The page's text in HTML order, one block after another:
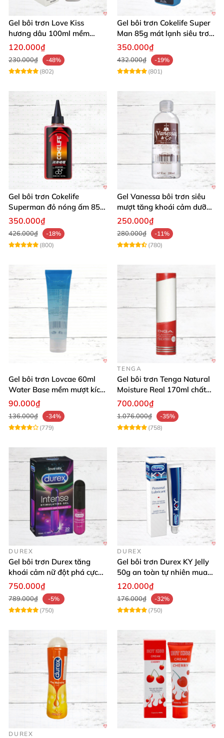
Gel bôi trơn Love Kiss
hương dâu 100ml mềm
mượt an toàn thơm
120.000₫
230.000₫
-48%
(802)
Gel bôi trơn Cokelife Super
Man 85g mát lạnh siêu trơn
an toàn
350.000₫
432.000₫
-19%
(801)
Gel bôi trơn Cokelife
Superman đỏ nóng ấm 85g
giảm đau rát
350.000₫
426.000₫
-18%
(800)
Gel Vanessa bôi trơn siêu
mượt tăng khoái cảm dưỡng
ẩm 200ml
250.000₫
280.000₫
-11%
(780)
Gel bôi trơn Lovcae 60ml
Water Base mềm mượt kích
thích
90.000₫
136.000₫
-34%
(779)
TENGA
Gel bôi trơn Tenga Natural
Moisture Real 170ml chất
lượng cao mềm mượt an
700.000₫
1.076.000₫
-35%
(758)
DUREX
Gel bôi trơn Durex tăng
khoái cảm nữ đột phá cực
thích
750.000₫
789.000₫
-5%
(750)
DUREX
Gel bôi trơn Durex KY Jelly
50g an toàn tự nhiên mua
ngay
120.000₫
176.000₫
-32%
(750)
DUREX